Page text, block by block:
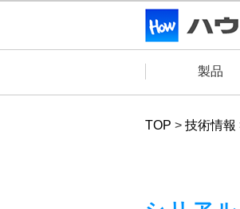
製品
TOP > 技術情報